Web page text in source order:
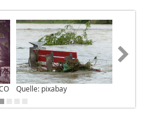
Quelle: pixabay